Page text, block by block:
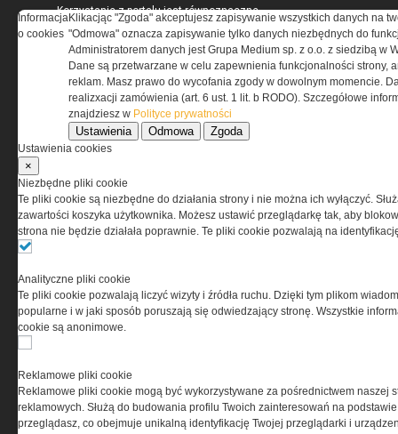
Korzystanie z portalu jest równoznaczne
z zaakceptowaniem warunków ustanowionych
przez Grupa MEDIUM Spółka z ograniczoną
odpowiedzialnością Spółka komandytowa, nr KRS:
0000537655, NIP 1132860378, REGON 146393437
(zwana dalej Grupa MEDIUM) w postaci Regulaminu.
Przeczytaj regulamin
PRYWATNOŚĆ
informacji na Twoim komputerze. Pliki cookies stosujemy
w celu świadczenia usług na najwyższym poziomie,
w tym w sposób dostosowany do indywidualnych potrzeb.
Korzystanie z witryny bez zmiany ustawień dotyczących
dokonać zmiany ustawień przeglądarki dotyczących
cookies. Nim Państwo zaczną korzystać z naszego
serwisu prosimy o zapoznanie się z nasząpolityką
prywatnościoraz informacją o cookies .
Informacja
o cookies
Klikacjąc "Zgoda" akceptujesz zapisywanie wszystkich danych na
"Odmowa" oznacza zapisywanie tylko danych niezbędnych do
Administratorem danych jest Grupa Medium sp. z o.o. z siedzibą w
Dane są przetwarzane w celu zapewnienia funkcjonalności strony,
reklam. Masz prawo do wycofania zgody w dowolnym momencie.
realizxacji zamówienia (art. 6 ust. 1 lit. b RODO). Szczegółowe
znajdziesz w Polityce prywatności
Ustawienia Odmowa Zgoda
Ustawienia cookies
×
Niezbędne pliki cookie
Te pliki cookie są niezbędne do działania strony i nie można ich wyłączyć.
zawartości koszyka użytkownika. Możesz ustawić przeglądarkę tak, aby
strona nie będzie działała poprawnie. Te pliki cookie pozwalają na
Analityczne pliki cookie
Te pliki cookie pozwalają liczyć wizyty i źródła ruchu. Dzięki tym plikom
popularne i w jaki sposób poruszają się odwiedzający stronę. Wszystkie
cookie są anonimowe.
Reklamowe pliki cookie
Reklamowe pliki cookie mogą być wykorzystywane za pośrednictwem naszej
reklamowych. Służą do budowania profilu Twoich zainteresowań na
przeglądasz, co obejmuje unikalną identyfikację Twojej przeglądarki i